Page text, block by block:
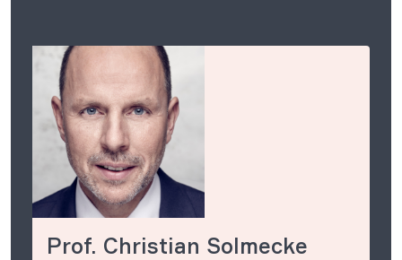
Prof. Christian Solmecke